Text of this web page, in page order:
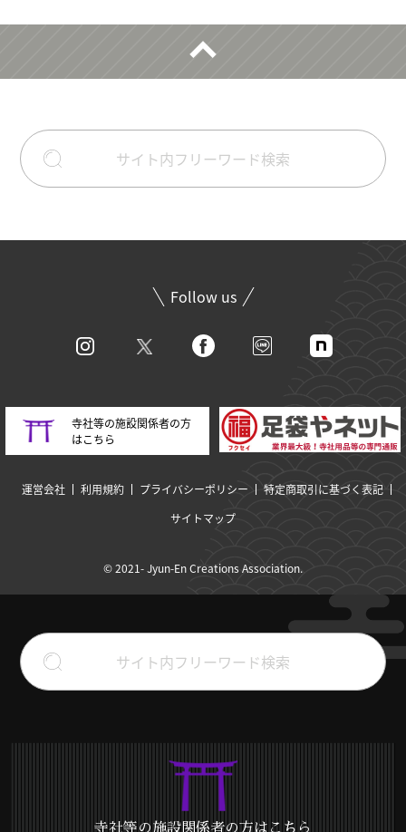
Follow us
寺社等の施設関係者の方
はこちら
運営会社 利用規約 プライバシーポリシー
特定商取引に基づく表記
サイトマップ
© 2021- Jyun-En Creations Association.
寺社等の施設関係者の方はこちら